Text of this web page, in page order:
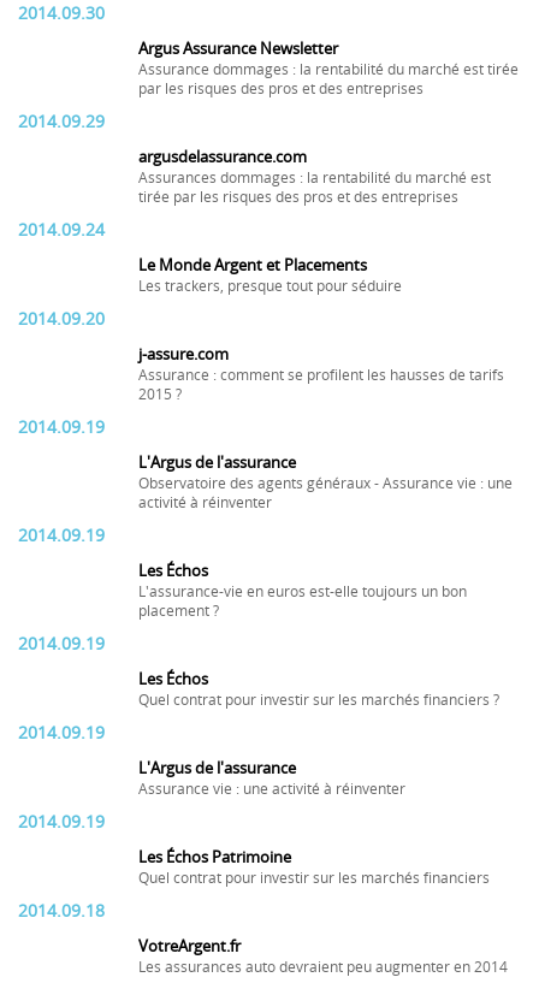
2014.09.30
Argus Assurance Newsletter
Assurance dommages : la rentabilité du marché est tirée
par les risques des pros et des entreprises
2014.09.29
argusdelassurance.com
Assurances dommages : la rentabilité du marché est
tirée par les risques des pros et des entreprises
2014.09.24
Le Monde Argent et Placements
Les trackers, presque tout pour séduire
2014.09.20
j-assure.com
Assurance : comment se profilent les hausses de tarifs
2015 ?
2014.09.19
L'Argus de l'assurance
Observatoire des agents généraux - Assurance vie : une
activité à réinventer
2014.09.19
Les Échos
L'assurance-vie en euros est-elle toujours un bon
placement ?
2014.09.19
Les Échos
Quel contrat pour investir sur les marchés financiers ?
2014.09.19
L'Argus de l'assurance
Assurance vie : une activité à réinventer
2014.09.19
Les Échos Patrimoine
Quel contrat pour investir sur les marchés financiers
2014.09.18
VotreArgent.fr
Les assurances auto devraient peu augmenter en 2014